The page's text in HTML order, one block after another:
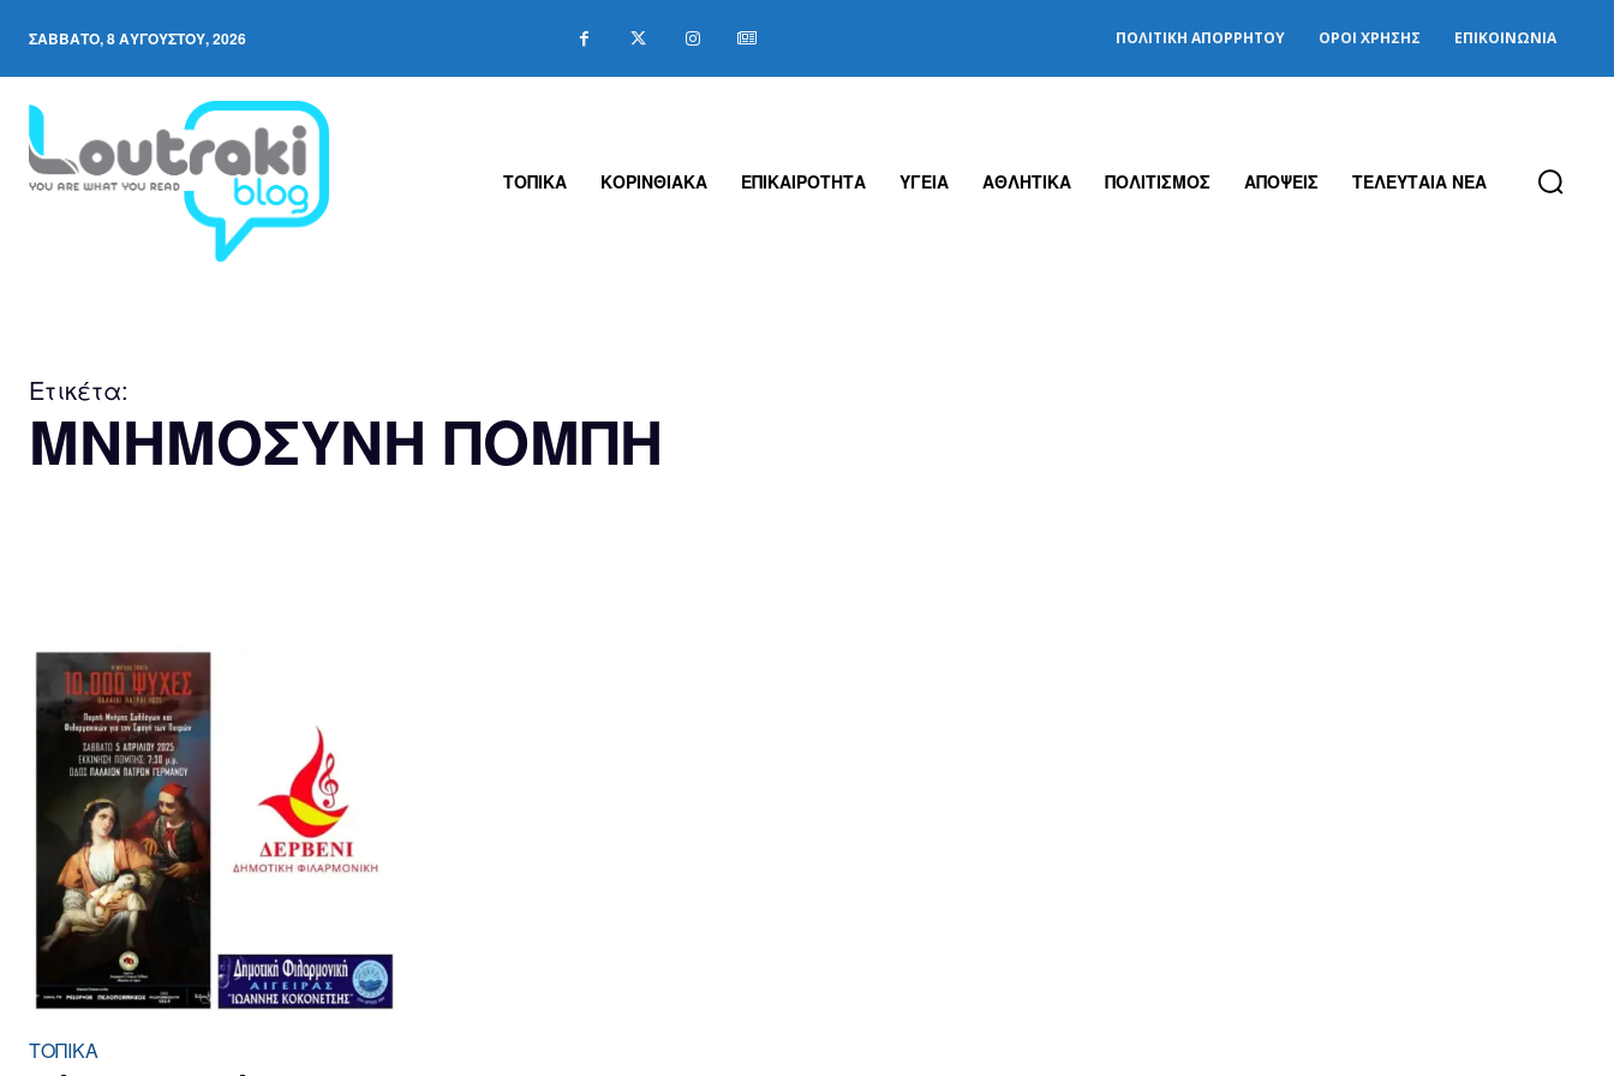
ΣΆΒΒΑΤΟ, 8 ΑΥΓΟΎΣΤΟΥ, 2026 ΠΟΛΙΤΙΚΉ ΑΠΟΡΡΉΤΟΥ ΌΡΟΙ ΧΡΉΣΗΣ ΕΠΙΚΟΙΝΩΝΊΑ
ΤΟΠΙΚΑ ΚΟΡΙΝΘΙΑΚΑ ΕΠΙΚΑΙΡΟΤΗΤΑ ΥΓΕΙΑ ΑΘΛΗΤΙΚΑ ΠΟΛΙΤΙΣΜΟΣ ΑΠΟΨΕΙΣ ΤΕΛΕΥΤΑΙΑ ΝΕΑ
Ετικέτα:
ΜΝΗΜΟΣΥΝΗ ΠΟΜΠΗ
ΤΟΠΙΚΑ